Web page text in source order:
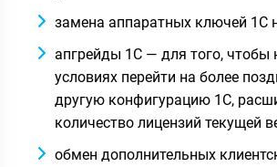
замена аппаратных ключей 1С
апгрейды 1С — для того, чтобы
условиях перейти на более
другую конфигурацию 1С,
количество лицензий текущей
обмен дополнительных